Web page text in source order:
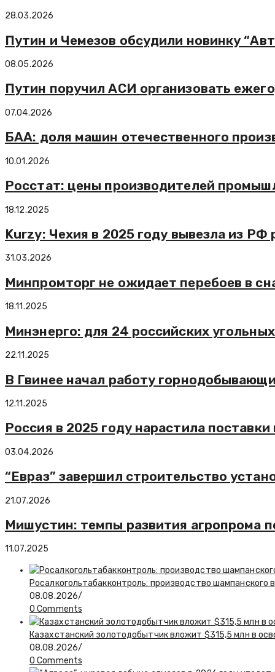
28.03.2026
Путин и Чемезов обсудили новинку
08.05.2026
Путин поручил АСИ организовать
07.04.2026
БАА: доля машин отечественного
10.01.2026
Росстат: цены производителей
18.12.2025
Kurzy: Чехия в 2025 году вывезла из
31.03.2026
Минпромторг не ожидает перебоев в
18.11.2025
Минэнерго: для 24 российских
22.11.2025
В Гвинее начал работу
12.11.2025
Россия в 2025 году нарастила
03.04.2026
“Евраз” завершил строительство
21.07.2026
Мишустин: темпы развития агропрома
11.07.2025
Росалкогольтабакконтроль: производство шампанского
08.08.2026/
0 Comments
Казахстанский золотодобытчик вложит $315,5 млн в
08.08.2026/
0 Comments